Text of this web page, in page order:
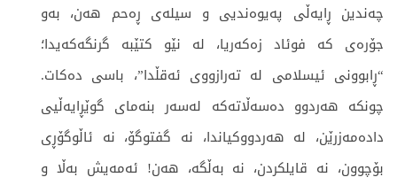
چەندین ڕایەڵی پەیوەندیی و سیلەی ڕەحم هەن، بەو
جۆرەی کە فوئاد زەکەریا، لە نێو کتێبە گرنگەکەیدا؛
“ڕابوونی ئیسلامی لە تەرازووی ئەقڵدا”، باسی دەکات.
چونکە هەردوو دەسەڵاتەکە لەسەر بنەمای گوێڕایەڵیی
دادەمەزرێن، لە هەردووکیاندا، نە گفتوگۆ، نە ئاڵوگۆڕی
بۆچوون، نە قایلکردن، نە بەڵگە، هەن! ئەمەیش بەڵا و